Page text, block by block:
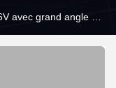
avec grand angle de